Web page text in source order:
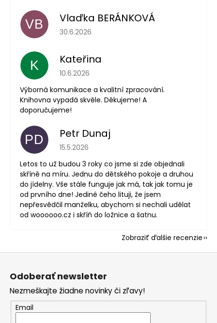
VB Vlaďka BERÁNKOVÁ
Hodnotenie obchodu je 5 z 5 hviezdičiek.
30.6.2026
K Kateřina
Hodnotenie obchodu je 5 z 5 hviezdičiek.
10.6.2026
Výborná komunikace a kvalitní zpracování.
Knihovna vypadá skvěle. Děkujeme! A
doporučujeme!
PD Petr Dunaj
Hodnotenie obchodu je 5 z 5 hviezdičiek.
15.5.2026
Letos to už budou 3 roky co jsme si zde objednali
skříně na míru. Jednu do dětského pokoje a druhou
do jídelny. Vše stále funguje jak má, tak jak tomu je
od prvního dne! Jediné čeho lituji, že jsem
nepřesvědčil manželku, abychom si nechali udělat
od woooooo.cz i skříň do ložnice a šatnu.
Zobraziť ďalšie recenzie
Z
Odoberať newsletter
Nezmeškajte žiadne novinky či zľavy!
Email